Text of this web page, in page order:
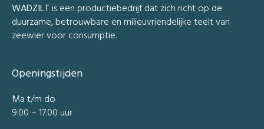
WADZILTis een productiebedrijf dat zich richt op de
duurzame, betrouwbare en milieuvriendelijke teelt van
zeewier voor consumptie.
Openingstijden
Ma t/m do
9.00 – 17.00 uur